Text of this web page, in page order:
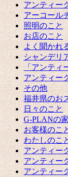
アンティー
アーコール
照明のこと
お店のこと
よく聞かれ
シャンデリ
「アンティ
アンティー
その他
福井県のお
日々のこと
G-PLANの
お客様のこ
わたしのこ
アンティー
アンティー
アンティー